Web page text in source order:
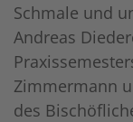
Schmale und
Andreas
Zimmermann
des